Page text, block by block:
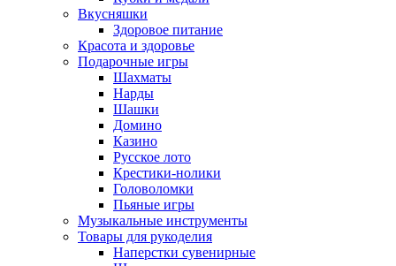
Вкусняшки
Здоровое питание
Красота и здоровье
Подарочные игры
Шахматы
Нарды
Шашки
Домино
Казино
Русское лото
Крестики-нолики
Головоломки
Пьяные игры
Музыкальные инструменты
Товары для рукоделия
Наперстки сувенирные